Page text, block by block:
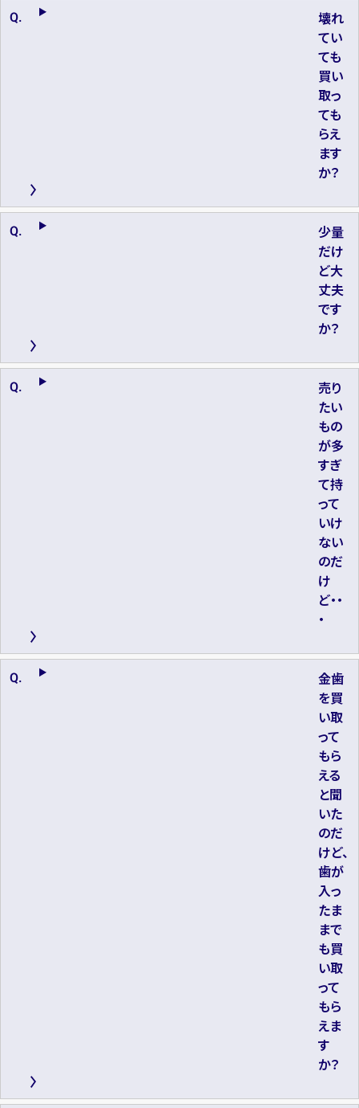
壊れ
てい
ても
買い
取っ
ても
らえ
ます
か？
少量
だけ
ど大
丈夫
です
か？
売り
たい
もの
が多
すぎ
て持
って
いけ
ない
のだ
け
ど・・
・
金歯
を買
い取
って
もら
える
と聞
いた
のだ
けど、
歯が
入っ
たま
まで
も買
い取
って
もら
えま
す
か？